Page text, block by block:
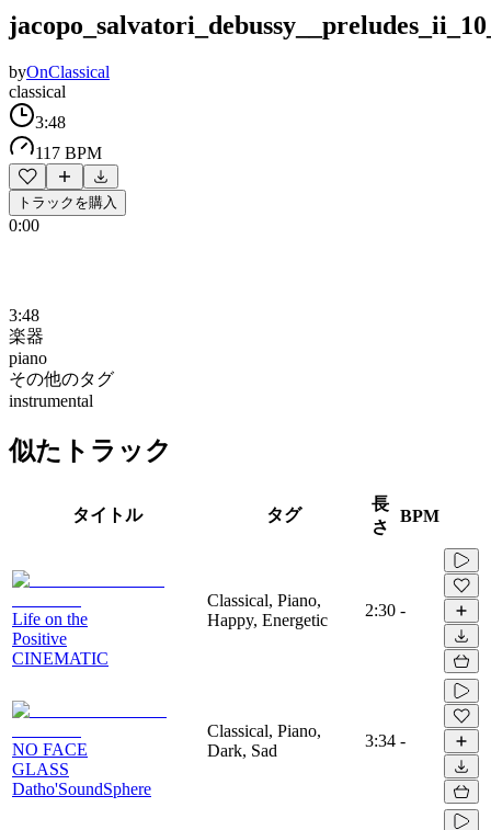
byOnClassical
classical
3:48
117 BPM
トラックを購入
0:00
3:48
楽器
piano
その他のタグ
instrumental
似たトラック
タイトル タグ
長
さ
BPM
Life on the
Positive
CINEMATIC
Classical, Piano,
Happy, Energetic
2:30 -
NO FACE
GLASS
Datho'SoundSphere
Classical, Piano,
Dark, Sad
3:34 -